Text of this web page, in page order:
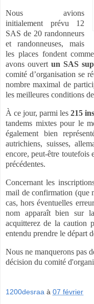
Nous avions
initialement prévu 12
SAS de 20 randonneurs
et randonneuses, mais
les places fondent
avons ouvert un SAS
comité d’organisation se
nombre maximal de
les meilleures conditions
À ce jour, parmi les 215
tandems mixtes pour le
également bien
autrichiens, suisses,
encore, peut-être toutefois
précédentes.
Concernant les
mail de confirmation (que
cas, hors éventuelles
nom apparaît bien sur
acquitterez de la caution
entendu prendre le départ
Nous ne manquerons pas
décision du comité
1200desraa à 07 février